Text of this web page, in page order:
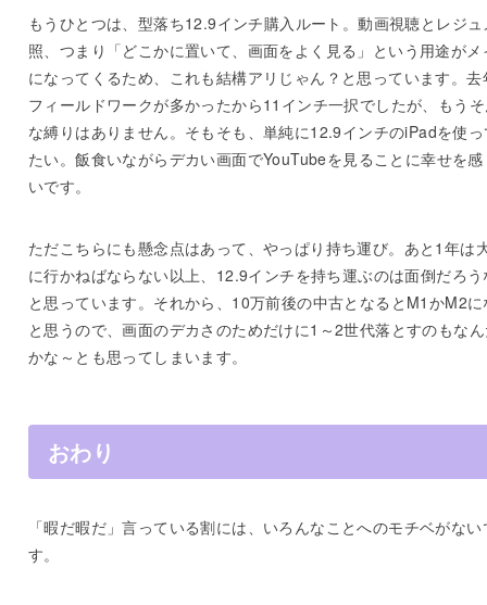
もうひとつは、型落ち12.9インチ購入ルート。動画視聴とレジ
照、つまり「どこかに置いて、画面をよく見る」という用途がメ
になってくるため、これも結構アリじゃん？と思っています。去
フィールドワークが多かったから11インチ一択でしたが、もう
な縛りはありません。そもそも、単純に12.9インチのiPadを使
たい。飯食いながらデカい画面でYouTubeを見ることに幸せを
いです。
ただこちらにも懸念点はあって、やっぱり持ち運び。あと1年は
に行かねばならない以上、12.9インチを持ち運ぶのは面倒だろう
と思っています。それから、10万前後の中古となるとM1かM2
と思うので、画面のデカさのためだけに1～2世代落とすのもな
かな～とも思ってしまいます。
おわり
「暇だ暇だ」言っている割には、いろんなことへのモチベがない
す。